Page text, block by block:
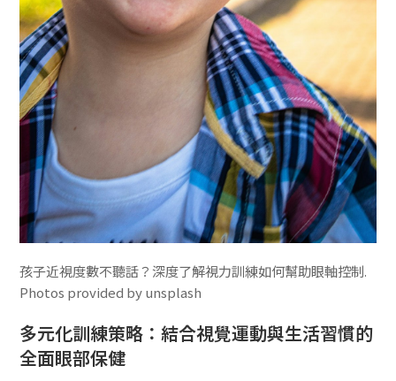
孩子近視度數不聽話？深度了解視力訓練如何幫助眼軸控制.
Photos provided by unsplash
多元化訓練策略：結合視覺運動與生活習慣的
全面眼部保健